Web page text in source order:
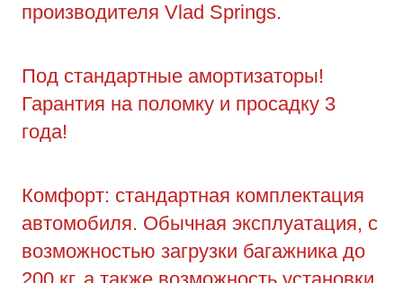
производителя Vlad Springs.
Под стандартные амортизаторы!
Гарантия на поломку и просадку 3
года!
Комфорт: стандартная комплектация
автомобиля. Обычная эксплуатация, с
возможностью загрузки багажника до